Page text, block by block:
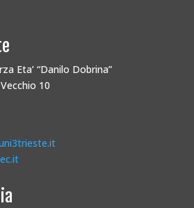
Eta’ “Danilo Dobrina”
10